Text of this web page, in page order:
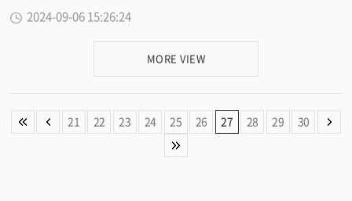
에 참가해 홍보활동을 펼친다 . 행정안전부가 주최하는 이번 행사는 국가기념
대표하는 특산품과 도자기접시 , 향기천연가습제 , 티코스터 등 다양한 제품의
답례품을 선보이고 , 현미두부과자 , 김부각 등 시식행사를 열어 완주군의 답례
2024-09-06 15:26:24
MORE VIEW
21 22 23 24 25 26 27 28 29 30